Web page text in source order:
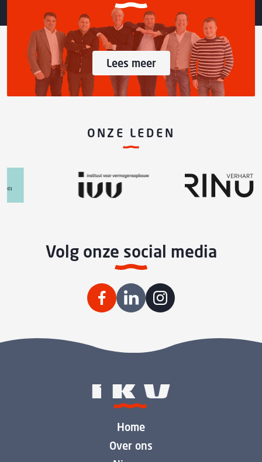
Lees meer
ONZE LEDEN
Volg onze social media
Home
Over ons